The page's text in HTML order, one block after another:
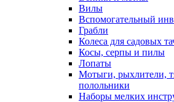
Вилы
Вспомогательный
Грабли
Колеса для садовых
Косы, серпы и пилы
Лопаты
Мотыги, рыхлители,
полольники
Наборы мелких